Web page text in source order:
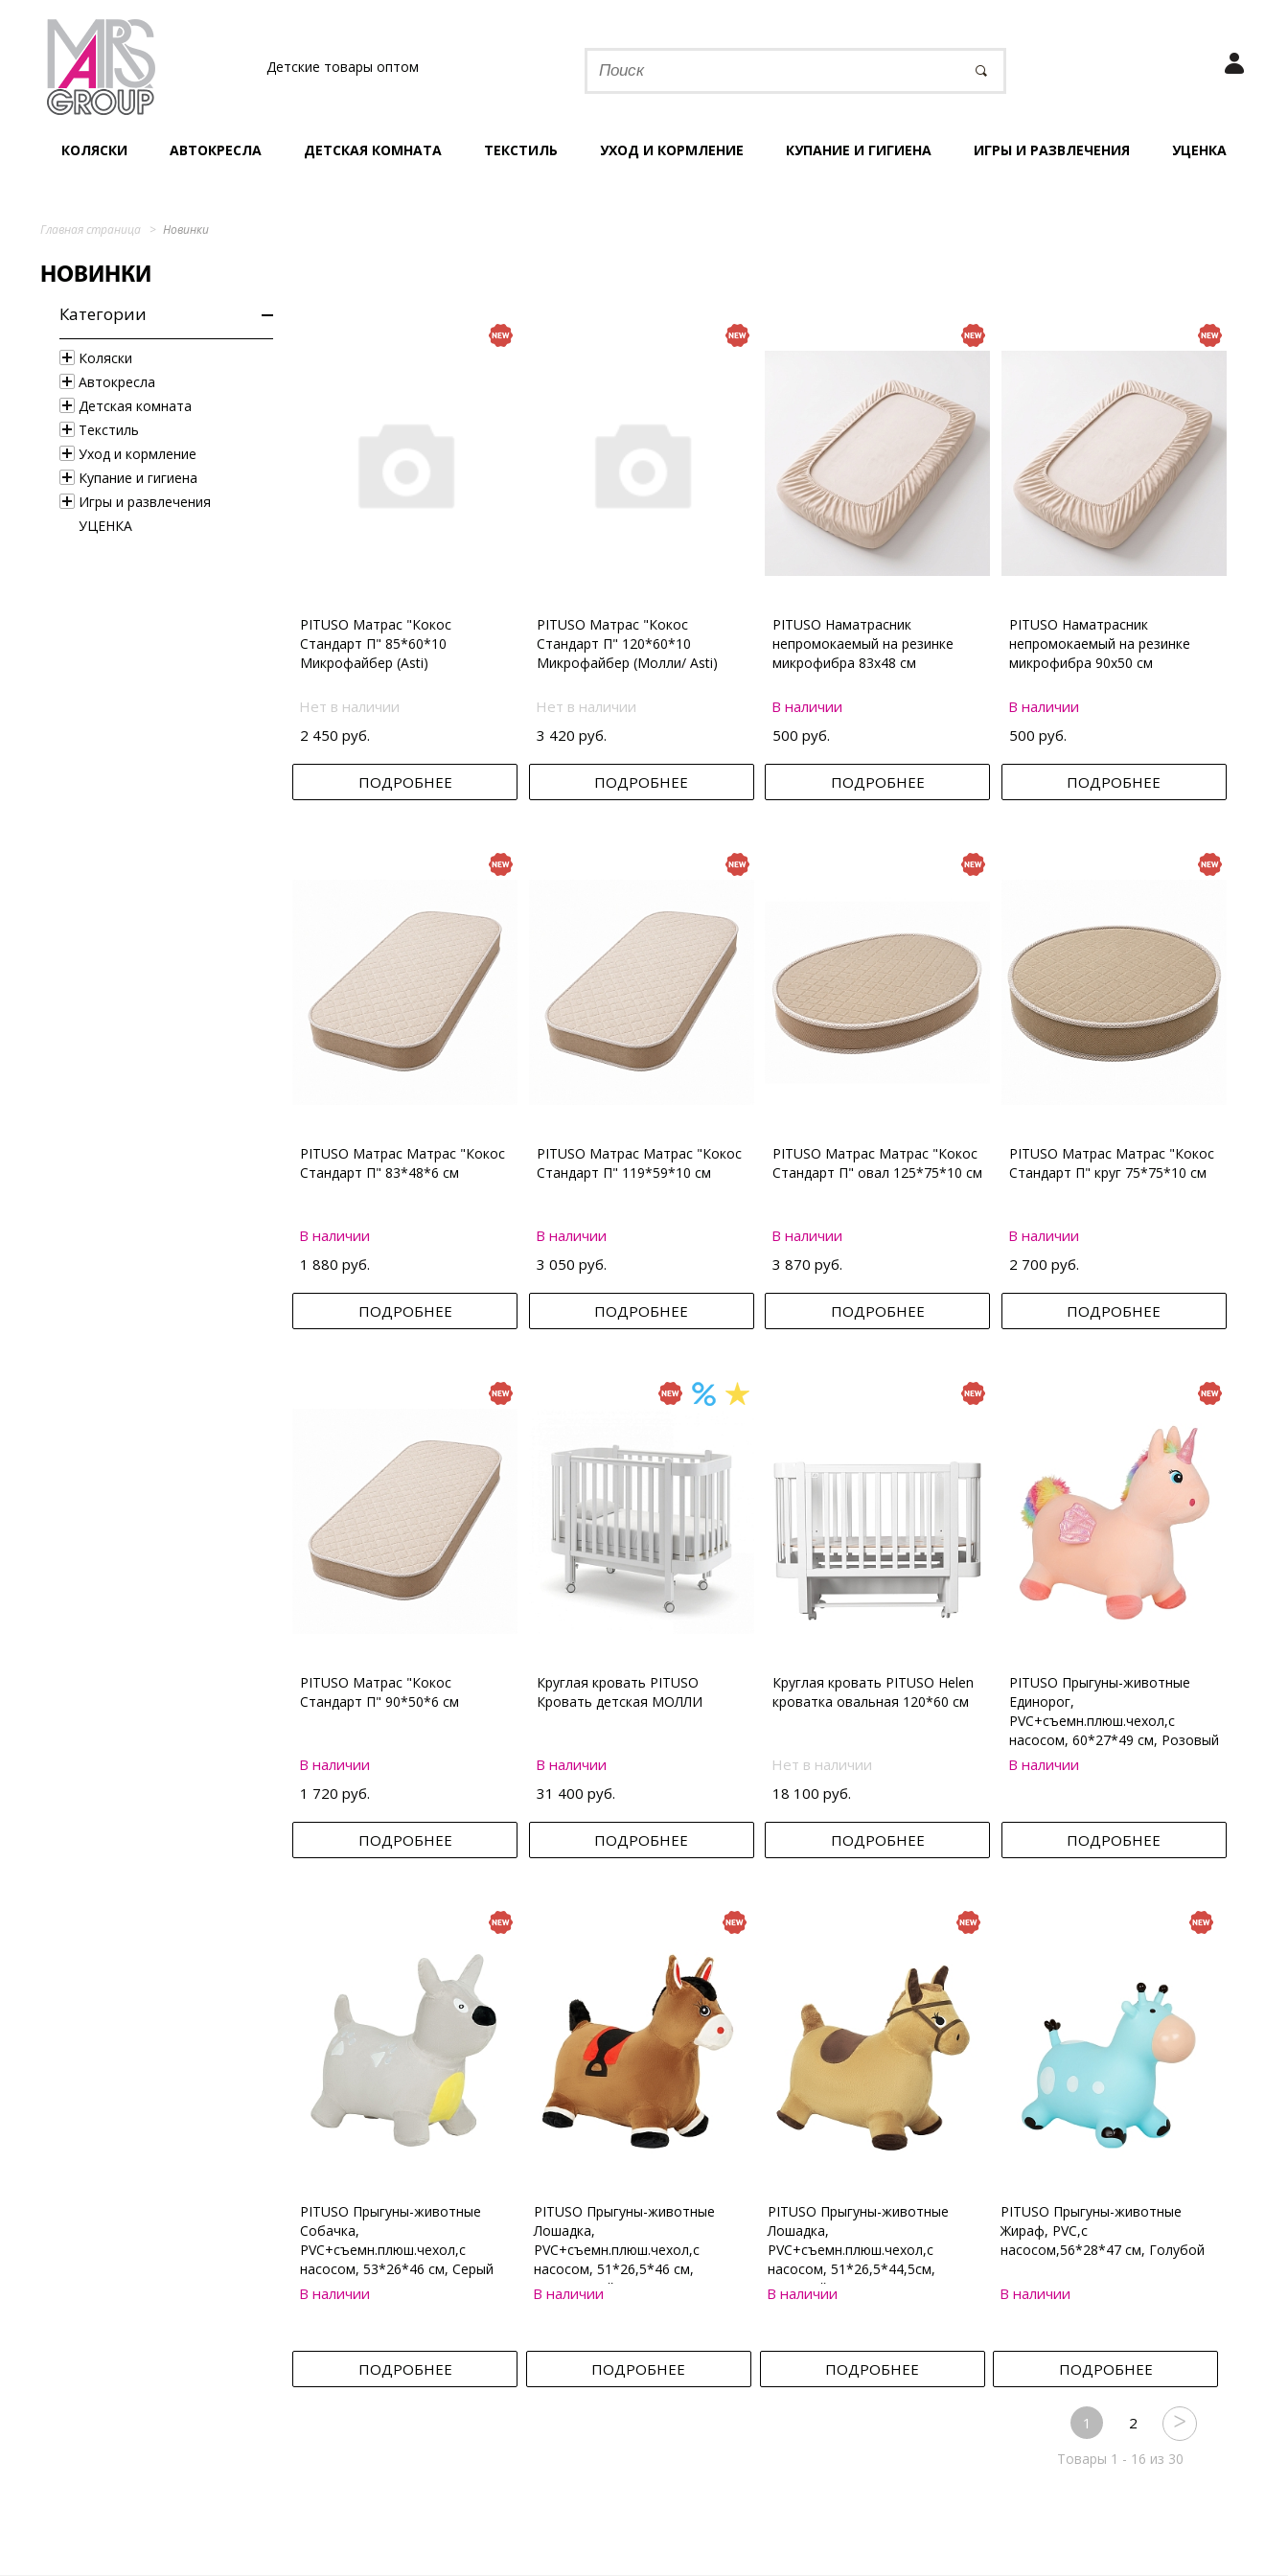
Детские товары оптом
КОЛЯСКИ АВТОКРЕСЛА ДЕТСКАЯ КОМНАТА ТЕКСТИЛЬ УХОД И КОРМЛЕНИЕ КУПАНИЕ И ГИГИЕНА ИГРЫ И РАЗВЛЕЧЕНИЯ УЦЕНКА
Главная страница Новинки
НОВИНКИ
Категории
Коляски
Автокресла
Детская комната
Текстиль
Уход и кормление
Купание и гигиена
Игры и развлечения
УЦЕНКА
PITUSO Матрас "Кокос
Стандарт П" 85*60*10
Микрофайбер (Asti)
Нет в наличии
2 450 руб.
ПОДРОБНЕЕ
PITUSO Матрас "Кокос
Стандарт П" 120*60*10
Микрофайбер (Молли/ Asti)
Нет в наличии
3 420 руб.
ПОДРОБНЕЕ
PITUSO Наматрасник
непромокаемый на резинке
микрофибра 83х48 см
В наличии
500 руб.
ПОДРОБНЕЕ
PITUSO Наматрасник
непромокаемый на резинке
микрофибра 90х50 см
В наличии
500 руб.
ПОДРОБНЕЕ
PITUSO Матрас Матрас "Кокос
Стандарт П" 83*48*6 см
В наличии
1 880 руб.
ПОДРОБНЕЕ
PITUSO Матрас Матрас "Кокос
Стандарт П" 119*59*10 см
В наличии
3 050 руб.
ПОДРОБНЕЕ
PITUSO Матрас Матрас "Кокос
Стандарт П" овал 125*75*10 см
В наличии
3 870 руб.
ПОДРОБНЕЕ
PITUSO Матрас Матрас "Кокос
Стандарт П" круг 75*75*10 см
В наличии
2 700 руб.
ПОДРОБНЕЕ
PITUSO Матрас "Кокос
Стандарт П" 90*50*6 см
В наличии
1 720 руб.
ПОДРОБНЕЕ
Круглая кровать PITUSO
Кровать детская МОЛЛИ
В наличии
31 400 руб.
ПОДРОБНЕЕ
Круглая кровать PITUSO Helen
кроватка овальная 120*60 см
Нет в наличии
18 100 руб.
ПОДРОБНЕЕ
PITUSO Прыгуны-животные
Единорог,
PVC+съемн.плюш.чехол,с
насосом, 60*27*49 см, Розовый
В наличии
ПОДРОБНЕЕ
PITUSO Прыгуны-животные
Собачка,
PVC+съемн.плюш.чехол,с
насосом, 53*26*46 см, Серый
В наличии
ПОДРОБНЕЕ
PITUSO Прыгуны-животные
Лошадка,
PVC+съемн.плюш.чехол,с
насосом, 51*26,5*46 см,
Коричневый
В наличии
ПОДРОБНЕЕ
PITUSO Прыгуны-животные
Лошадка,
PVC+съемн.плюш.чехол,с
насосом, 51*26,5*44,5см,
Бежевый
В наличии
ПОДРОБНЕЕ
PITUSO Прыгуны-животные
Жираф, PVC,с
насосом,56*28*47 см, Голубой
В наличии
ПОДРОБНЕЕ
1 2
Товары 1 - 16 из 30